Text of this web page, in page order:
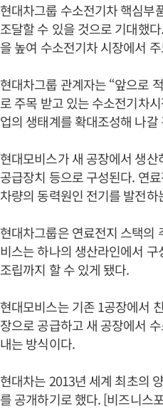
현대차그룹 수소전기차 핵심부
조달할 수 있을 것으로 기대했
을 높여 수소전기차 시장에서
현대차그룹 관계자는 “앞으로
로 주목 받고 있는 수소전기차
업의 생태계를 확대조성해 나갈
현대모비스가 새 공장에서 생
공급장치 등으로 구성된다. 연
차량의 동력원인 전기를 발전
현대차그룹은 연료전지 스택의
비스는 하나의 생산라인에서
조립까지 할 수 있게 됐다.
현대모비스는 기존 1공장에서
장으로 공급하고 새 공장에서
내는 방식이다.
현대차는 2013년 세계 최초의
를 공개하기로 했다. [비즈니스